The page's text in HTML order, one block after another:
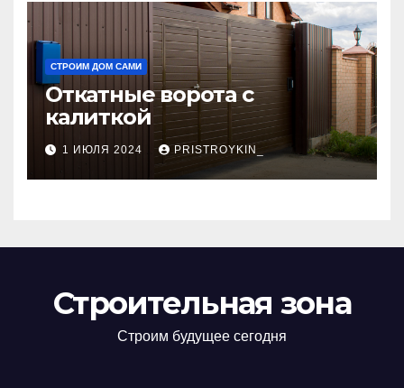
СТРОИМ ДОМ САМИ
Откатные ворота с
калиткой
1 ИЮЛЯ 2024 PRISTROYKIN_
Строительная зона
Строим будущее сегодня